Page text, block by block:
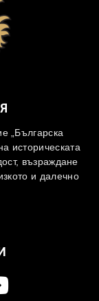
„Българска
историческата
възраждане
и далечно